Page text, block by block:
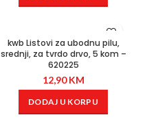
kwb Listovi za ubodnu pilu,
srednji, za tvrdo drvo, 5 kom –
620225
12,90KM
DODAJ U KORPU